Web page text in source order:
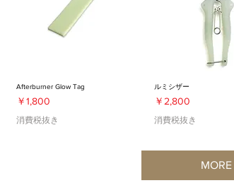
Afterburner Glow Tag
価格
￥1,800
消費税抜き
ルミシザー
価格
￥2,800
消費税抜き
MORE